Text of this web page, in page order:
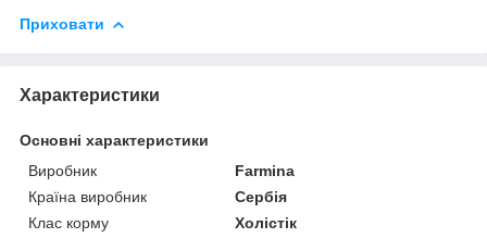
Приховати
Характеристики
Основні характеристики
Виробник
Farmina
Країна виробник
Сербія
Клас корму
Холістік